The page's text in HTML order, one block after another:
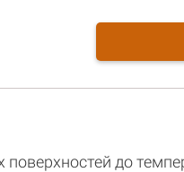
до